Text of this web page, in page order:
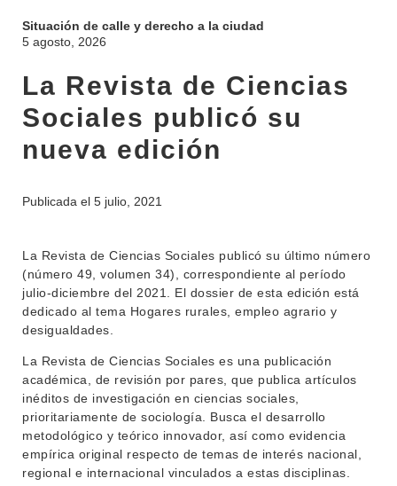
DEPARTAMENTOS
ENSEÑANZA
EXTENSIÓN
SERVICIOS
LLAMADOS
BEDELÍA
EVA FCS
OFERTA DE GRADO
POSGRADOS
MOVILIDAD ACADÉMICA
BIBLIOTECA
Situación de calle y derecho a la ciudad
5 agosto, 2026
La Revista de Ciencias
Sociales publicó su
nueva edición
Publicada el 5 julio, 2021
La Revista de Ciencias Sociales publicó su último número
(número 49, volumen 34), correspondiente al período
julio-diciembre del 2021. El dossier de esta edición está
dedicado al tema Hogares rurales, empleo agrario y
desigualdades.
La Revista de Ciencias Sociales es una publicación
académica, de revisión por pares, que publica artículos
inéditos de investigación en ciencias sociales,
prioritariamente de sociología. Busca el desarrollo
metodológico y teórico innovador, así como evidencia
empírica original respecto de temas de interés nacional,
regional e internacional vinculados a estas disciplinas.